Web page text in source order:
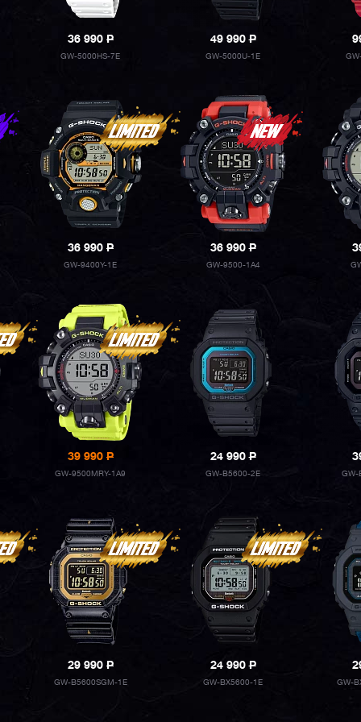
36 990 P
GW-5000HS-7E
49 990P
GW-5000U-1E
36 990 P
GW-9400Y-1E
36 990P
GW-9500-1A4
39 990 P
GW-9500MRY-1A9
24 990P
GW-B5600-2E GW-
29 990 P
GW-B5600SGM-1E
24 990P
GW-BX5600-1E GW-